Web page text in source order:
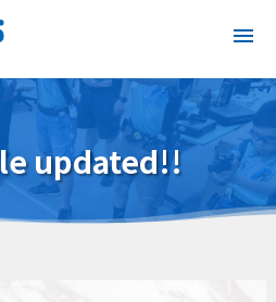
updated!!